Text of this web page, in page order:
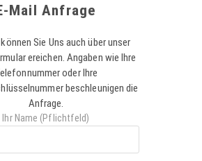
Mail Anfrage
Sie Uns auch über unser
ereichen. Angaben wie Ihre
oder Ihre
beschleunigen die
Anfrage.
Ihr Name (Pflichtfeld)